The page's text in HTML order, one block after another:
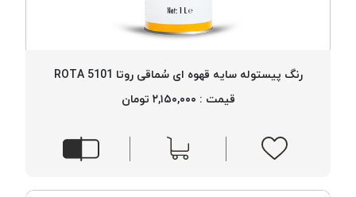
رنگ پیستوله سایه قهوه ای سُماقی روتا 5101 ROTA
قیمت : ۲,۱۵۰,۰۰۰ تومان